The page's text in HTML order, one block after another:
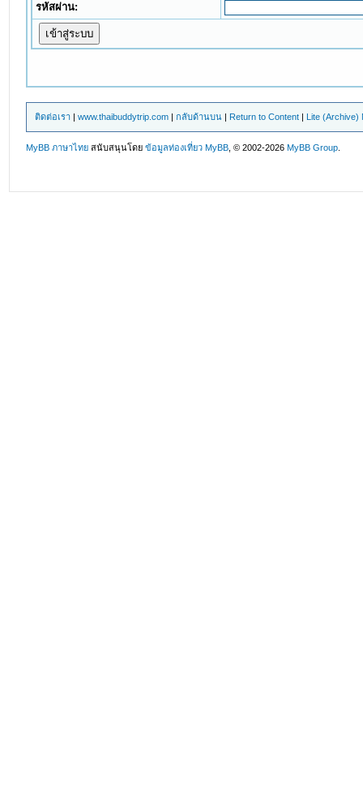
รหัสผ่าน:
ติดต่อเรา |www.thaibuddytrip.com |กลับด้านบน | Return to Content | Lite (Archive)
MyBB ภาษาไทย สนับสนุนโดยข้อมูลท่องเที่ยว MyBB , © 2002-2026MyBB Group